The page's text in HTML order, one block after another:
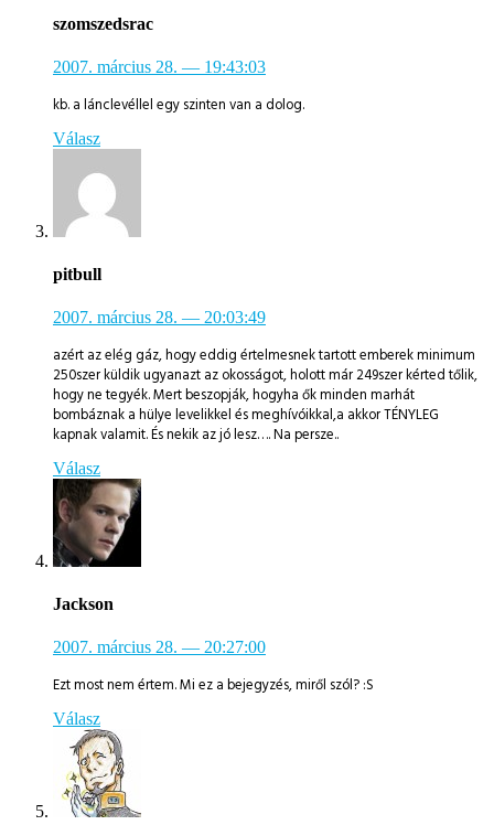
szomszedsrac
2007. március 28. — 19:43:03
kb. a lánclevéllel egy szinten van a dolog.
Válasz
pitbull
2007. március 28. — 20:03:49
azért az elég gáz, hogy eddig értelmesnek tartott emberek minimum
250szer küldik ugyanazt az okosságot, holott már 249szer kérted tőlik,
hogy ne tegyék. Mert beszopják, hogyha ők minden marhát
bombáznak a hülye levelikkel és meghívóikkal,a akkor TÉNYLEG
kapnak valamit. És nekik az jó lesz…. Na persze..
Válasz
Jackson
2007. március 28. — 20:27:00
Ezt most nem értem. Mi ez a bejegyzés, miről szól? :S
Válasz